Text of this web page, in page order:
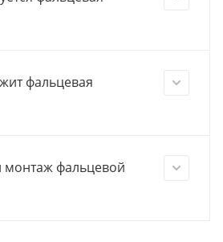
фальцевая
фальцевой